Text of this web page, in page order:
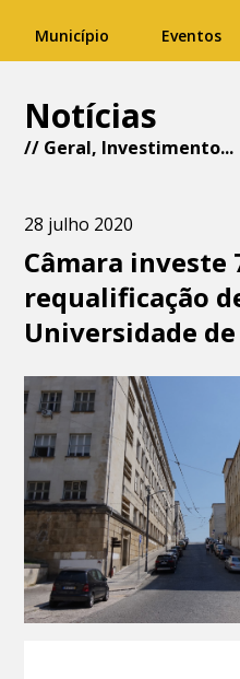
Município Eventos
Notícias
// Geral, Investimento...
28 julho 2020
Câmara investe
requalificação
Universidade